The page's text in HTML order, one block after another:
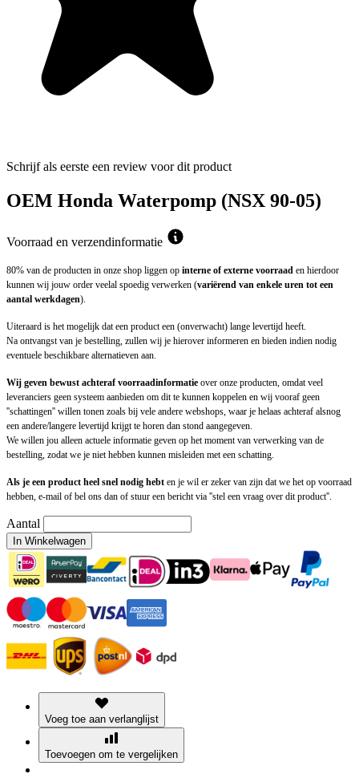
Schrijf als eerste een review voor dit product
OEM Honda Waterpomp (NSX 90-05)
Voorraad en verzendinformatie
80% van de producten in onze shop liggen op interne of externe voorraad en hierdoor
kunnen wij jouw order veelal spoedig verwerken (variërend van enkele uren tot een
aantal werkdagen).
Uiteraard is het mogelijk dat een product een (onverwacht) lange levertijd heeft.
Na ontvangst van je bestelling, zullen wij je hierover informeren en bieden indien nodig
eventuele beschikbare alternatieven aan.
Wij geven bewust achteraf voorraadinformatie over onze producten, omdat veel
leveranciers geen systeem aanbieden om dit te kunnen koppelen en wij vooraf geen
''schattingen'' willen tonen zoals bij vele andere webshops, waar je helaas achteraf alsnog
een andere/langere levertijd krijgt te horen dan stond aangegeven.
We willen jou alleen actuele informatie geven op het moment van verwerking van de
bestelling, zodat we je niet hebben kunnen misleiden met een schatting.
Als je een product heel snel nodig hebt en je wil er zeker van zijn dat we het op voorraad
hebben, e-mail of bel ons dan of stuur een bericht via ''stel een vraag over dit product''.
Aantal
In Winkelwagen
Voeg toe aan verlanglijst
Toevoegen om te vergelijken